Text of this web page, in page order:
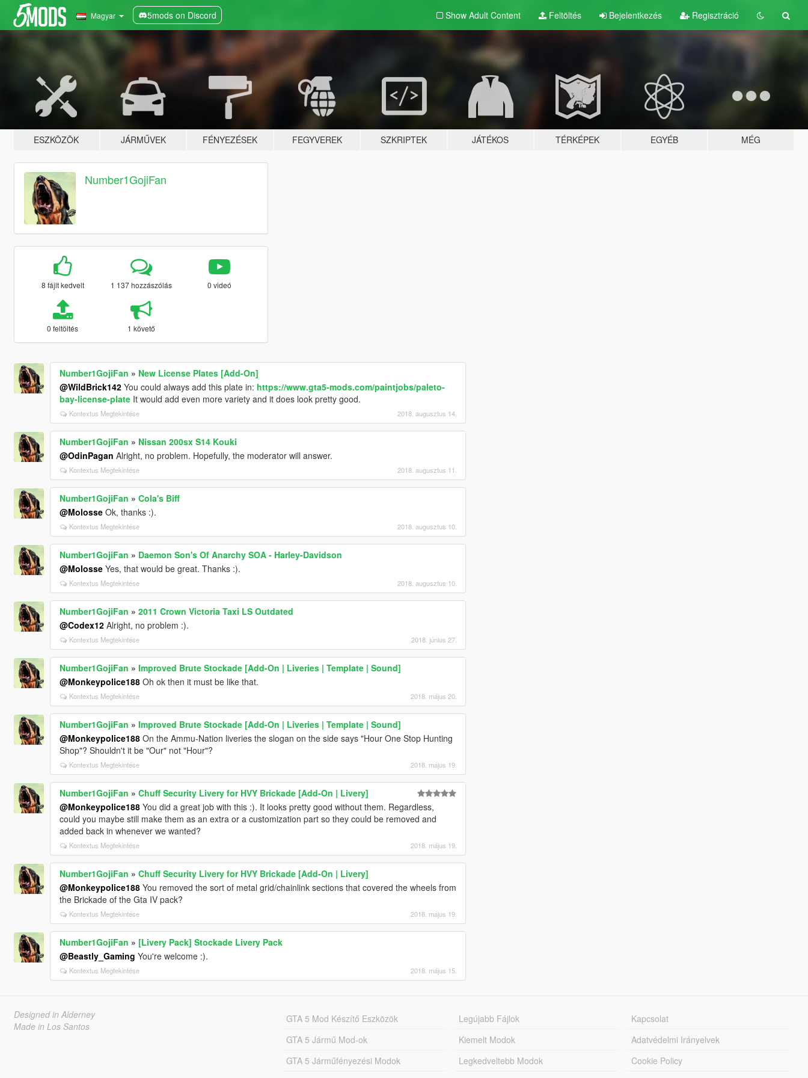
Magyar 5mods on Discord Show Adult Content Feltöltés Bejelentkezés Regisztráció
ESZKÖZÖK JÁRMŰVEK FÉNYEZÉSEK FEGYVEREK SZKRIPTEK JÁTÉKOS TÉRKÉPEK EGYÉB MÉG
Number1GojiFan
8 fájlt kedvelt 1 137 hozzászólás 0 videó
0 feltöltés 1 követő
Number1GojiFan » New License Plates [Add-On]
@WildBrick142You could always add this plate in: https://www.gta5-mods.com/paintjobs/paleto-
bay-license-plateIt would add even more variety and it does look pretty good.
Kontextus Megtekintése 2018. augusztus 14.
Number1GojiFan » Nissan 200sx S14 Kouki
@OdinPagan Alright, no problem. Hopefully, the moderator will answer.
Kontextus Megtekintése 2018. augusztus 11.
Number1GojiFan » Cola's Biff
@MolosseOk, thanks :).
Kontextus Megtekintése 2018. augusztus 10.
Number1GojiFan » Daemon Son's Of Anarchy SOA - Harley-Davidson
@MolosseYes, that would be great. Thanks :).
Kontextus Megtekintése 2018. augusztus 10.
Number1GojiFan » 2011 Crown Victoria Taxi LS Outdated
@Codex12Alright, no problem :).
Kontextus Megtekintése 2018. június 27.
Number1GojiFan » Improved Brute Stockade [Add-On | Liveries | Template | Sound]
@Monkeypolice188Oh ok then it must be like that.
Kontextus Megtekintése 2018. május 20.
Number1GojiFan » Improved Brute Stockade [Add-On | Liveries | Template | Sound]
@Monkeypolice188On the Ammu-Nation liveries the slogan on the side says "Hour One Stop Hunting
Shop"? Shouldn't it be "Our" not "Hour"?
Kontextus Megtekintése 2018. május 19.
Number1GojiFan » Chuff Security Livery for HVY Brickade [Add-On | Livery]
@Monkeypolice188You did a great job with this :). It looks pretty good without them. Regardless,
could you maybe still make them as an extra or a customization part so they could be removed and
added back in whenever we wanted?
Kontextus Megtekintése 2018. május 19.
Number1GojiFan » Chuff Security Livery for HVY Brickade [Add-On | Livery]
@Monkeypolice188You removed the sort of metal grid/chainlink sections that covered the wheels from
the Brickade of the Gta IV pack?
Kontextus Megtekintése 2018. május 19.
Number1GojiFan » [Livery Pack] Stockade Livery Pack
@Beastly_Gaming You're welcome :).
Kontextus Megtekintése 2018. május 15.
Designed in Alderney
Made in Los Santos
GTA 5 Mod Készítő Eszközök
GTA 5 Jármű Mod-ok
GTA 5 Járműfényezési Modok
Legújabb Fájlok
Kiemelt Modok
Legkedveltebb Modok
Kapcsolat
Adatvédelmi Irányelvek
Cookie Policy